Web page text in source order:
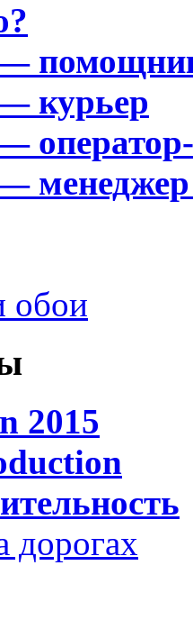
курьер
обои
2015
дорогах